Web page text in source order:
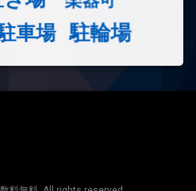
車場 駐輪場